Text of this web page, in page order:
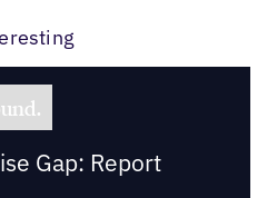
Gap: Report